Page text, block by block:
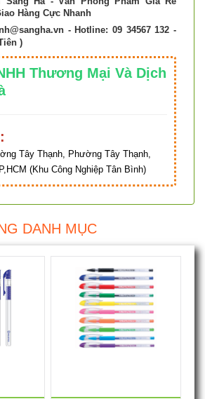
Hàng Cực Nhanh
- Hotline: 09 34567 132 -
)
Thương Mại Và Dịch
Tây Thạnh, Phường Tây Thạnh,
(Khu Công Nghiệp Tân Bình)
DANH MỤC